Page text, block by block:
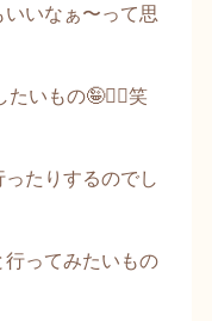
いなぁ〜って思
いもの🤪✌🏻笑
たりするのでし
ってみたいもの